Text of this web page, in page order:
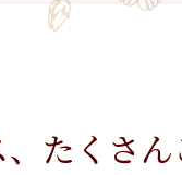
たくさ